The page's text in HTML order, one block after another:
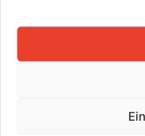
richtig? Wir ersetzen
Unscharfe Bilder
reparieren oder